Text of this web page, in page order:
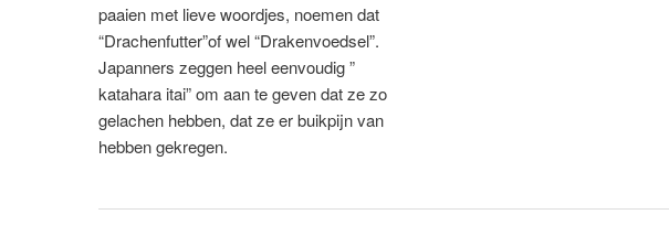
paaien met lieve woordjes, noemen dat
“Drachenfutter”of wel “Drakenvoedsel”.
Japanners zeggen heel eenvoudig ”
katahara itai” om aan te geven dat ze zo
gelachen hebben, dat ze er buikpijn van
hebben gekregen.